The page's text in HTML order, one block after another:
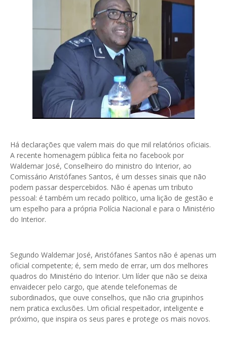
Há declarações que valem mais do que mil relatórios oficiais.
A recente homenagem pública feita no facebook por
Waldemar José, Conselheiro do ministro do Interior, ao
Comissário Aristófanes Santos, é um desses sinais que não
podem passar despercebidos. Não é apenas um tributo
pessoal: é também um recado político, uma lição de gestão e
um espelho para a própria Polícia Nacional e para o Ministério
do Interior.
Segundo Waldemar José, Aristófanes Santos não é apenas um
oficial competente; é, sem medo de errar, um dos melhores
quadros do Ministério do Interior. Um líder que não se deixa
envaidecer pelo cargo, que atende telefonemas de
subordinados, que ouve conselhos, que não cria grupinhos
nem pratica exclusões. Um oficial respeitador, inteligente e
próximo, que inspira os seus pares e protege os mais novos.